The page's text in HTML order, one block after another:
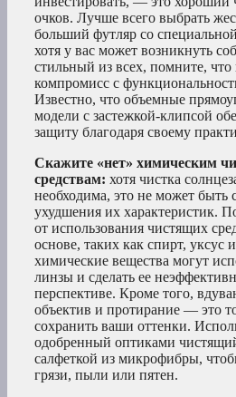
очков. Лучше всего выбрать
больший футляр со
хотя у вас может возникнуть
стильный из всех, помните, что
компромисс с
Известно, что объемные
модели с застежкой-клипсой
защиту благодаря своему
Скажите «нет» химическим
средствам: хотя чистка
необходима, это не может быть
ухудшения их характеристик.
от использования чистящих
основе, таких как спирт, уксус
химические вещества могут
линзы и сделать ее
перспективе. Кроме того,
объектив и протирание — это
сохранить ваши оттенки.
одобренный оптиками
салфеткой из микрофибры,
грязи, пыли или пятен.